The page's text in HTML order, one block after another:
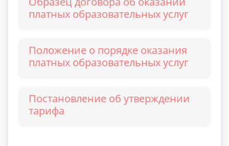
платных образовательных услуг
Положение о порядке оказания
платных образовательных услуг
Постановление об утверждении
тарифа